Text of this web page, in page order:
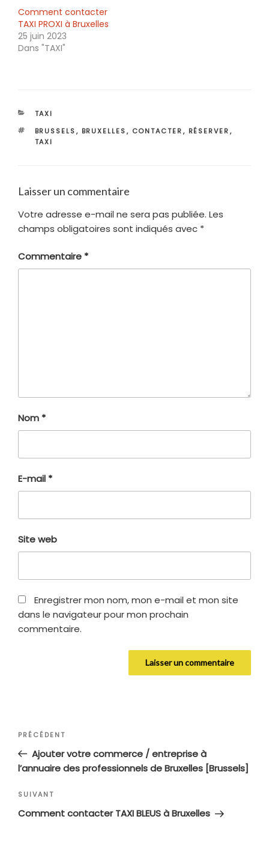
Comment contacter
TAXI PROXI à Bruxelles
25 juin 2023
Dans "TAXI"
CATÉGORIES
TAXI
ÉTIQUETTES
BRUSSELS, BRUXELLES, CONTACTER, RÉSERVER,
TAXI
Laisser un commentaire
Votre adresse e-mail ne sera pas publiée. Les
champs obligatoires sont indiqués avec *
Commentaire *
Nom *
E-mail *
Site web
Enregistrer mon nom, mon e-mail et mon site
dans le navigateur pour mon prochain
commentaire.
Navigation
l’article
Article
précédent
PRÉCÉDENT
Ajouter votre commerce / entreprise à
l’annuaire des professionnels de Bruxelles [Brussels]
Article
suivant
SUIVANT
Comment contacter TAXI BLEUS à Bruxelles